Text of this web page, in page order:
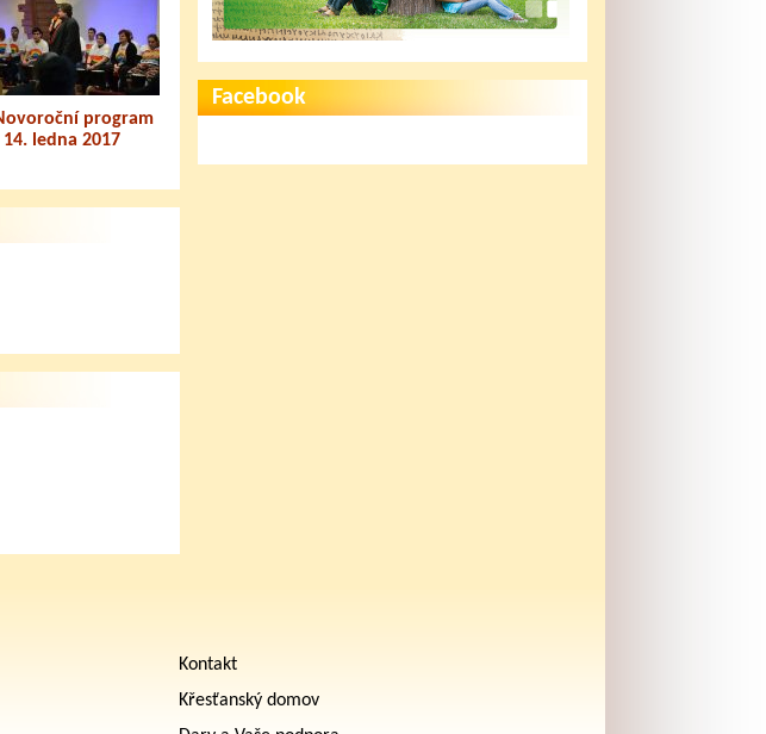
program
14. ledna 2017
Bohoslužba - 3.
Okrskové setkání
Facebook
Kontakt
Křesťanský domov